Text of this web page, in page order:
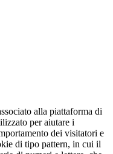
alla piattaforma di
per aiutare i
dei visitatori e
di tipo pattern, in cui il